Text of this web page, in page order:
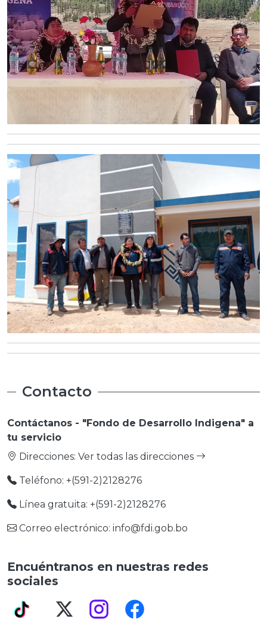
Contacto
Contáctanos - "Fondo de Desarrollo Indigena" a
tu servicio
Direcciones: Ver todas las direcciones
Teléfono: +(591-2)2128276
Línea gratuita: +(591-2)2128276
Correo electrónico: info@fdi.gob.bo
Encuéntranos en nuestras redes
sociales